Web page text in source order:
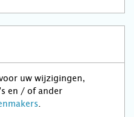
uw wijzigingen,
en / of ander